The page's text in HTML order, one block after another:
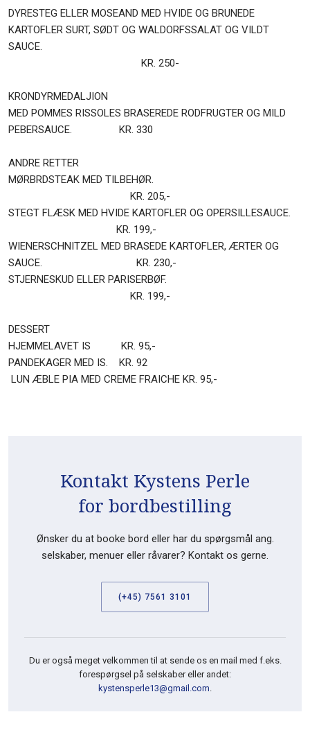
DYRESTEG ELLER MOSEAND MED HVIDE OG BRUNEDE
KARTOFLER SURT, SØDT OG WALDORFSSALAT OG VILDT
SAUCE.
KR. 250-
KRONDYRMEDALJION
MED POMMES RISSOLES BRASEREDE RODFRUGTER OG MILD
PEBERSAUCE. KR. 330
ANDRE RETTER
MØRBRDSTEAK MED TILBEHØR.
KR. 205,-
STEGT FLÆSK MED HVIDE KARTOFLER OG OPERSILLESAUCE.
KR. 199,-
WIENERSCHNITZEL MED BRASEDE KARTOFLER, ÆRTER OG
SAUCE. KR. 230,-
STJERNESKUD ELLER PARISERBØF.
KR. 199,-
DESSERT
HJEMMELAVET IS KR. 95,-
PANDEKAGER MED IS. KR. 92
LUN ÆBLE PIA MED CREME FRAICHE KR. 95,-
Kontakt Kystens Perle
​for bordbestilling
Ønsker du at booke bord eller har du spørgsmål ang.
selskaber, menuer eller råvarer? Kontakt os gerne.
(+45) 7561 3101
Du er også meget velkommen til at sende os en mail med f.eks.
forespørgsel på selskaber eller andet:
kystensperle13@gmail.com